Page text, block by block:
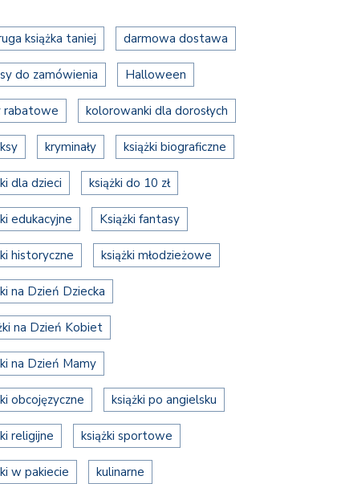
książka taniej darmowa dostawa
do zamówienia Halloween
rabatowe kolorowanki dla dorosłych
kryminały książki biograficzne
dla dzieci książki do 10 zł
edukacyjne Książki fantasy
historyczne książki młodzieżowe
na Dzień Dziecka
na Dzień Kobiet
na Dzień Mamy
obcojęzyczne książki po angielsku
religijne książki sportowe
w pakiecie kulinarne